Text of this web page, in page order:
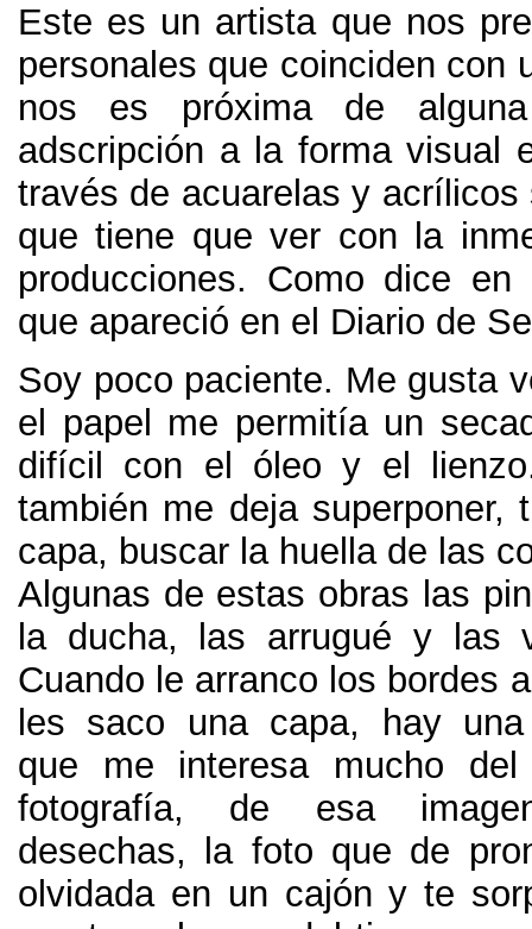
Este es un artista que nos
personales que coinciden con
nos es próxima de
adscripción a la forma visual
través de acuarelas y acrílicos
que tiene que ver con la
producciones. Como dice en
que apareció en el Diario de
Soy poco paciente. Me gusta
el papel me permitía un
difícil con el óleo y el lienzo
también me deja superponer,
capa, buscar la huella de las
Algunas de estas obras las
la ducha,
las arrugué y las
Cuando le arranco los bordes
les saco una capa,
hay
que me interesa mucho
fotografía, de esa
desechas,
la foto que de
olvidada en un cajón y te